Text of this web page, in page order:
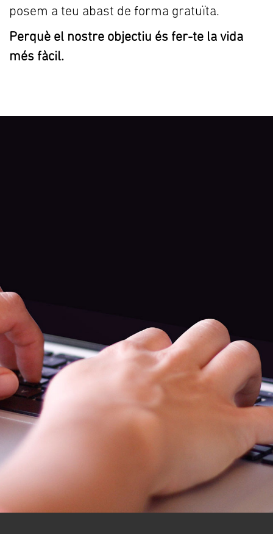
posem a teu abast de forma gratuïta.
Perquè el nostre objectiu és fer-te la vida
més fàcil.